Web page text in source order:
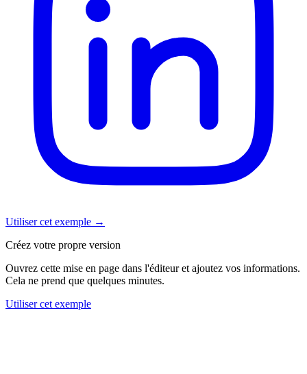
Utiliser cet exemple →
Créez votre propre version
Ouvrez cette mise en page dans l'éditeur et ajoutez vos informations.
Cela ne prend que quelques minutes.
Utiliser cet exemple